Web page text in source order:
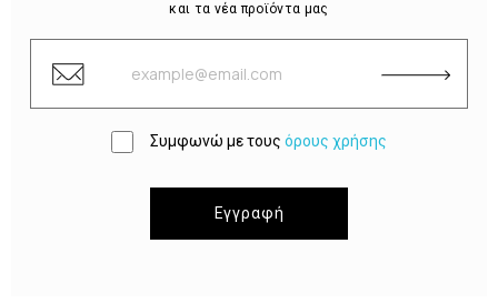
και τα νέα προϊόντα μας
Συμφωνώ με τους όρους χρήσης
Εγγραφή